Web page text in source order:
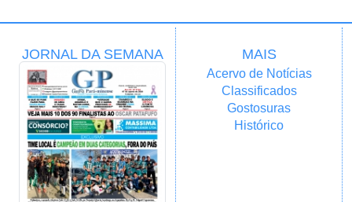
JORNAL DA SEMANA MAIS
Acervo de Notícias
Classificados
Gostosuras
Histórico